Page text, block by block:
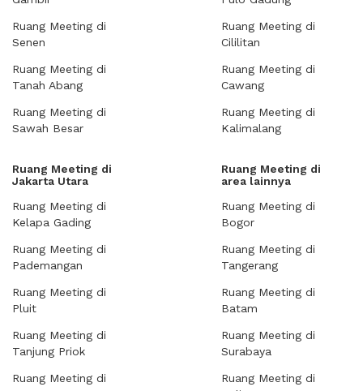
Ruang Meeting di
Senen
Ruang Meeting di
Tanah Abang
Ruang Meeting di
Sawah Besar
Ruang Meeting di
Cililitan
Ruang Meeting di
Cawang
Ruang Meeting di
Kalimalang
Ruang Meeting di
Jakarta Utara
Ruang Meeting di
Kelapa Gading
Ruang Meeting di
Pademangan
Ruang Meeting di
Pluit
Ruang Meeting di
Tanjung Priok
Ruang Meeting di
Ruang Meeting di
area lainnya
Ruang Meeting di
Bogor
Ruang Meeting di
Tangerang
Ruang Meeting di
Batam
Ruang Meeting di
Surabaya
Ruang Meeting di